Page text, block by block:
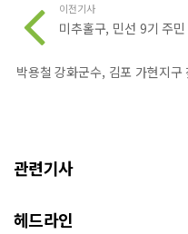
이전기사
미추홀구, 민선 9기 주
박용철 강화군수, 김포 가현지
관련기사
헤드라인